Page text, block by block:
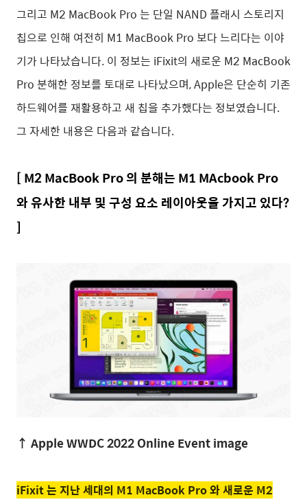
그리고 M2 MacBook Pro 는 단일 NAND 플래시 스토리지
칩으로 인해 여전히 M1 MacBook Pro 보다 느리다는 이야
기가 나타났습니다. 이 정보는 iFixit의 새로운 M2 MacBook
Pro 분해한 정보를 토대로 나타났으며, Apple은 단순히 기존
하드웨어를 재활용하고 새 칩을 추가했다는 정보였습니다.
그 자세한 내용은 다음과 같습니다.
[ M2 MacBook Pro 의 분해는 M1 MAcbook Pro
와 유사한 내부 및 구성 요소 레이아웃을 가지고 있다?
]
↑ Apple WWDC 2022 Online Event image
iFixit 는 지난 세대의 M1 MacBook Pro 와 새로운 M2